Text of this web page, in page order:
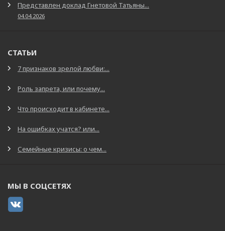
Представлен доклад Гнетовой Татьяны...
04.04.2026
СТАТЬИ
7 признаков зрелой любви:...
Роль запрета, или почему...
Что происходит в кабинете...
На ошибках учатся? или...
Семейные кризисы: о чем...
МЫ В СОЦСЕТЯХ